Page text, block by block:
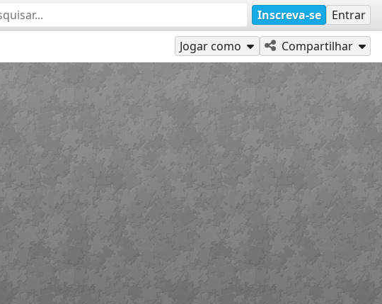
Inscreva-se Entrar
Jogar como Compartilhar